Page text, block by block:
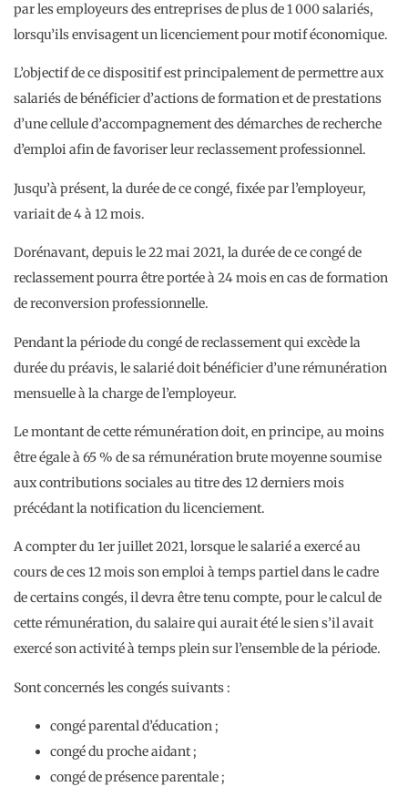
par les employeurs des entreprises de plus de 1 000 salariés,
lorsqu’ils envisagent un licenciement pour motif économique.
L’objectif de ce dispositif est principalement de permettre aux
salariés de bénéficier d’actions de formation et de prestations
d’une cellule d’accompagnement des démarches de recherche
d’emploi afin de favoriser leur reclassement professionnel.
Jusqu’à présent, la durée de ce congé, fixée par l’employeur,
variait de 4 à 12 mois.
Dorénavant, depuis le 22 mai 2021, la durée de ce congé de
reclassement pourra être portée à 24 mois en cas de formation
de reconversion professionnelle.
Pendant la période du congé de reclassement qui excède la
durée du préavis, le salarié doit bénéficier d’une rémunération
mensuelle à la charge de l’employeur.
Le montant de cette rémunération doit, en principe, au moins
être égale à 65 % de sa rémunération brute moyenne soumise
aux contributions sociales au titre des 12 derniers mois
précédant la notification du licenciement.
A compter du 1er juillet 2021, lorsque le salarié a exercé au
cours de ces 12 mois son emploi à temps partiel dans le cadre
de certains congés, il devra être tenu compte, pour le calcul de
cette rémunération, du salaire qui aurait été le sien s’il avait
exercé son activité à temps plein sur l’ensemble de la période.
Sont concernés les congés suivants :
congé parental d’éducation ;
congé du proche aidant ;
congé de présence parentale ;